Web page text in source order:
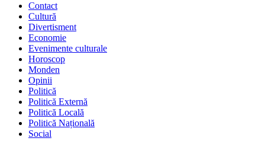
Contact
Cultură
Divertisment
Economie
Evenimente culturale
Horoscop
Monden
Opinii
Politică
Politică Externă
Politică Locală
Politică Națională
Social